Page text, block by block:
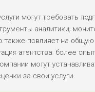
ПОДОЙДЕТ
ВСЕМ
ОБЗОР
могут требовать
аналитики,
также повлияет на
агентства: более
могут
за свои услуги.